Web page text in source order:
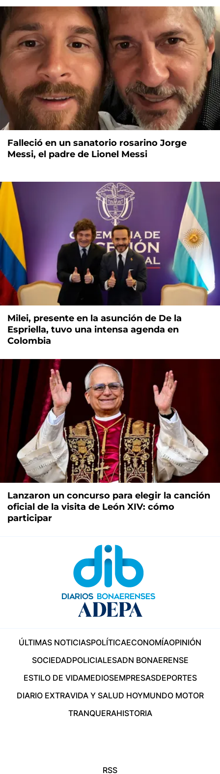
Falleció en un sanatorio rosarino Jorge
Messi, el padre de Lionel Messi
Milei, presente en la asunción de De la
Espriella, tuvo una intensa agenda en
Colombia
Lanzaron un concurso para elegir la canción
oficial de la visita de León XIV: cómo
participar
ÚLTIMAS NOTICIASPOLÍTICAECONOMÍAOPINIÓN
SOCIEDADPOLICIALESADN BONAERENSE
ESTILO DE VIDAMEDIOSEMPRESASDEPORTES
DIARIO EXTRAVIDA Y SALUD HOYMUNDO MOTOR
TRANQUERAHISTORIA
RSS